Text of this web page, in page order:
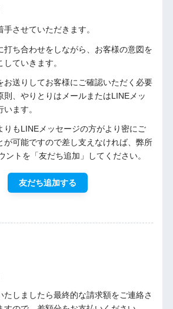
させていただきます。
打ち合わせをしながら、お客様の意図を
ていきます。
お送りしてお客様にご確認いただく必要
則、やりとりはメールまたはLINEメッ
ます。
りもLINEメッセージの方がより密にご
が可能ですので差し支えなければ、弊所
ントを「友だち追加」してください。
友だち追加する
たしましたら最終的な請求額をご連絡さ